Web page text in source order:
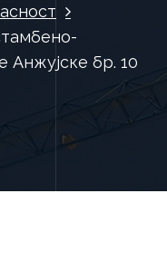
Анжујске бр. 10